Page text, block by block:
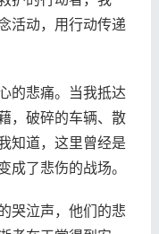
活动，用行动传递
的悲痛。当我抵达
，破碎的车辆、散
知道，这里曾经是
成了悲伤的战场。
哭泣声，他们的悲